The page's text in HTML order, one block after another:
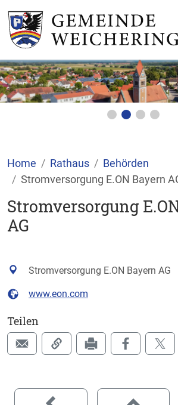
Home Rathaus
Behörden
Stromversorgung E.ON Bayern
Stromversorgung
AG
Stromversorgung E.ON Bayern AG
www.eon.com
Teilen